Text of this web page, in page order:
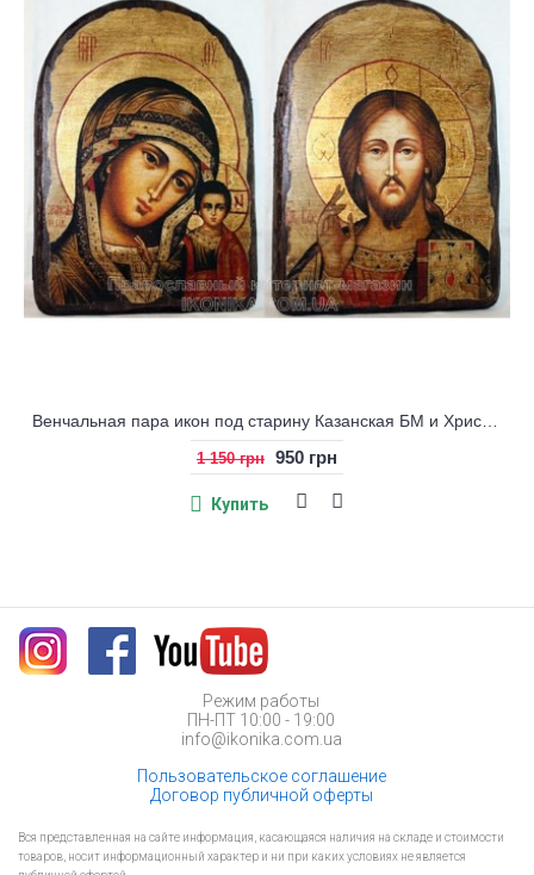
1 150 грн 950 грн
Купить
Режим работы
ПН-ПТ 10:00 - 19:00
info@ikonika.com.ua
Пользовательское соглашение
Договор публичной оферты
Вся представленная на сайте информация, касающаяся наличия на складе и стоимости
товаров, носит информационный характер и ни при каких условиях не является